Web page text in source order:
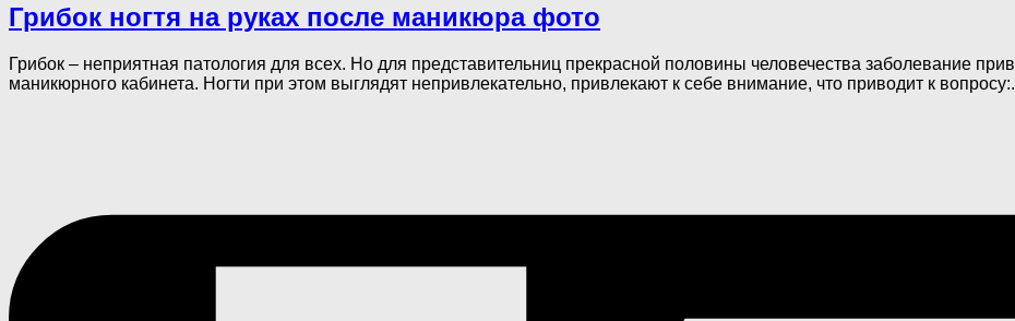
Грибок ногтя на руках после маникюра фото
Грибок – неприятная патология для всех. Но для представительниц прекрасной половины человечества заболевание
маникюрного кабинета. Ногти при этом выглядят непривлекательно, привлекают к себе внимание, что приводит к